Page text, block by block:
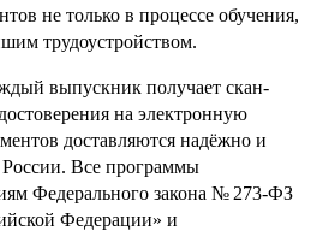
не только в процессе обучения,
трудоустройством.
выпускник получает скан-
на электронную
доставляются надёжно и
России. Все программы
Федерального закона № 273-ФЗ
Федерации» и